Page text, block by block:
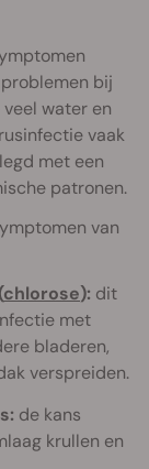
bij
water en
vaak
met een
patronen.
van
chlorose): dit
met
bladeren,
verspreiden.
de kans
krullen en